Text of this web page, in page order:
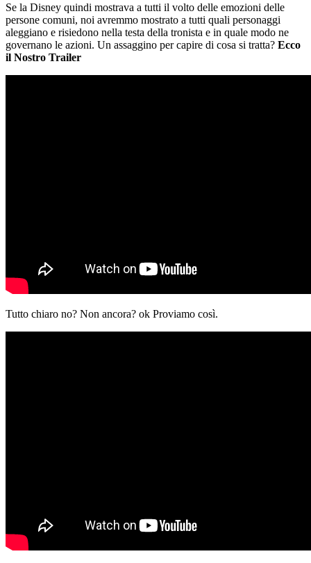
Se la Disney quindi mostrava a tutti il volto delle emozioni delle
persone comuni, noi avremmo mostrato a tutti quali personaggi
aleggiano e risiedono nella testa della tronista e in quale modo ne
governano le azioni. Un assaggino per capire di cosa si tratta? Ecco
il Nostro Trailer
Tutto chiaro no? Non ancora? ok Proviamo così.